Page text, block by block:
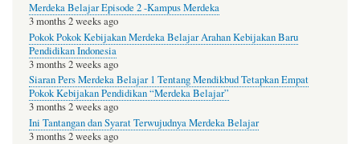
Merdeka Belajar Episode 2 -Kampus Merdeka
3 months 2 weeks ago
Pokok Pokok Kebijakan Merdeka Belajar Arahan Kebijakan Baru
Pendidikan Indonesia
3 months 2 weeks ago
Siaran Pers Merdeka Belajar 1 Tentang Mendikbud Tetapkan Empat
Pokok Kebijakan Pendidikan “Merdeka Belajar”
3 months 2 weeks ago
Ini Tantangan dan Syarat Terwujudnya Merdeka Belajar
3 months 2 weeks ago